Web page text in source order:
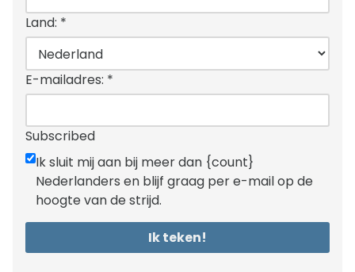
Land: *
E-mailadres: *
Subscribed
Ik sluit mij aan bij meer dan {count}
Nederlanders en blijf graag per e-mail op de
hoogte van de strijd.
Ik teken!